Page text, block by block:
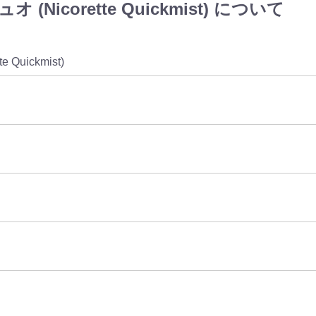
オ (Nicorette Quickmist) について
Quickmist)